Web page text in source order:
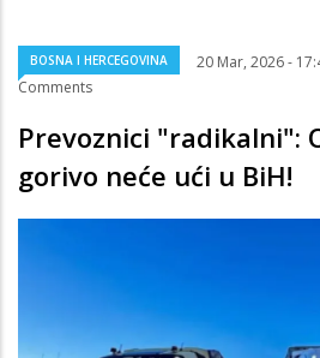
BOSNA I HERCEGOVINA 20 Mar, 2026 -
Comments
Prevoznici "radikalni":
gorivo neće ući u BiH!